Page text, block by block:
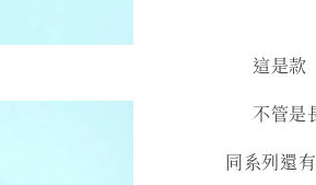
這是款
不管是
同系列還